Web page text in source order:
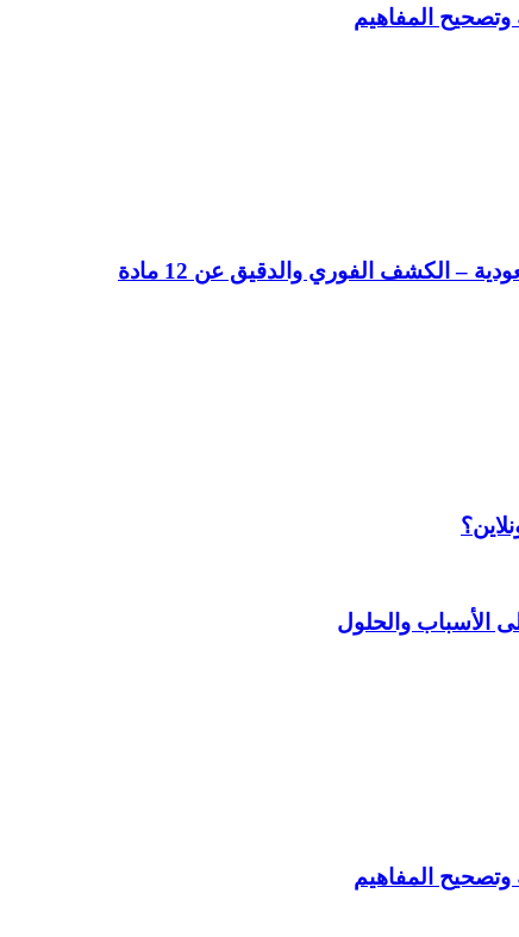
المفاهيم
– الكشف الفوري والدقيق عن 12 مادة
الأسباب والحلول
المفاهيم